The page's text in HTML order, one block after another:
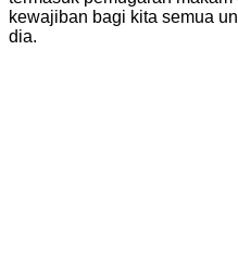
kewajiban bagi kita semua
dia.